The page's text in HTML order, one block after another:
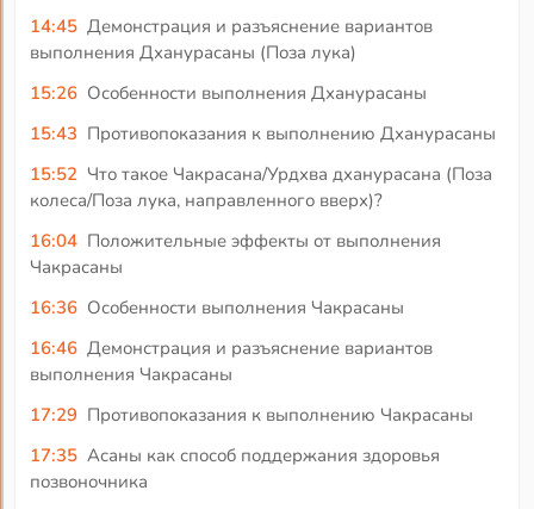
14:45 Демонстрация и разъяснение вариантов
выполнения Дханурасаны (Поза лука)
15:26 Особенности выполнения Дханурасаны
15:43 Противопоказания к выполнению Дханурасаны
15:52 Что такое Чакрасана/Урдхва дханурасана (Поза
колеса/Поза лука, направленного вверх)?
16:04 Положительные эффекты от выполнения
Чакрасаны
16:36 Особенности выполнения Чакрасаны
16:46 Демонстрация и разъяснение вариантов
выполнения Чакрасаны
17:29 Противопоказания к выполнению Чакрасаны
17:35 Асаны как способ поддержания здоровья
позвоночника